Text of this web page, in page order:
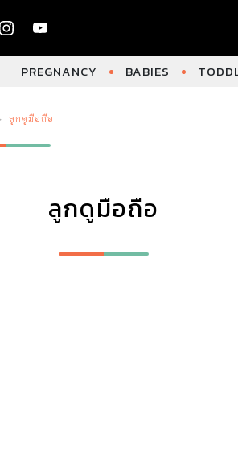
PREGNANCY BABIES
ลูกดูมือถือ
ลูกดูมือถือ